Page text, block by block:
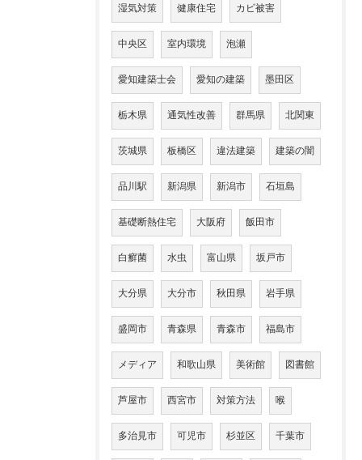
湿気対策 健康住宅 カビ被害
中央区 室内環境 泡瀬
愛知建築士会 愛知の建築 墨田区
栃木県 通気性改善 群馬県 北関東
茨城県 板橋区 違法建築 建築の闇
品川駅 新潟県 新潟市 石垣島
基礎断熱住宅 大阪府 飯田市
白癬菌 水虫 富山県 坂戸市
大分県 大分市 秋田県 岩手県
盛岡市 青森県 青森市 福島市
メディア 和歌山県 美術館 図書館
芦屋市 西宮市 対策方法 喉
多治見市 可児市 杉並区 千葉市